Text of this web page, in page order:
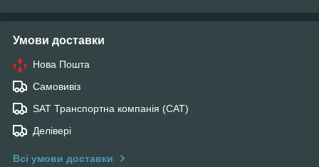
Умови доставки
Нова Пошта
Самовивіз
SAT Транспортна компанія (САТ)
Делівері
Всі умови доставки